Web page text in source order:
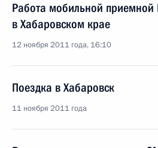
Работа мобильной приемной
в Хабаровском крае
12 ноября 2011 года, 16:10
Поездка в Хабаровск
11 ноября 2011 года